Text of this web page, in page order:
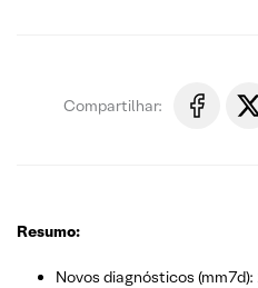
Compartilhar:
Resumo:
Novos diagnósticos